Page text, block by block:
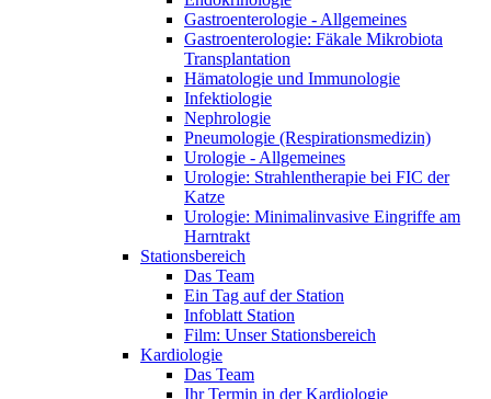
Gastroenterologie - Allgemeines
Gastroenterologie: Fäkale Mikrobiota
Transplantation
Hämatologie und Immunologie
Infektiologie
Nephrologie
Pneumologie (Respirationsmedizin)
Urologie - Allgemeines
Urologie: Strahlentherapie bei FIC der
Katze
Urologie: Minimalinvasive Eingriffe am
Harntrakt
Stationsbereich
Das Team
Ein Tag auf der Station
Infoblatt Station
Film: Unser Stationsbereich
Kardiologie
Das Team
Ihr Termin in der Kardiologie